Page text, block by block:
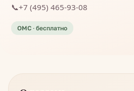
📞+7 (495) 465-93-08